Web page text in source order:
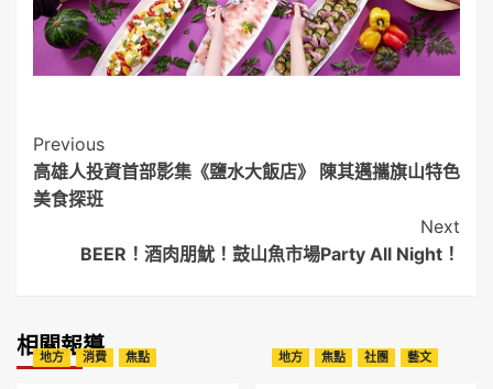
Post
Navigation
Previous
高雄人投資首部影集《鹽水大飯店》 陳其邁攜旗山特色
美食探班
Next
BEER！酒肉朋魷！鼓山魚市場Party All Night！
相關報導
地方 消費 焦點 地方 焦點 社團 藝文